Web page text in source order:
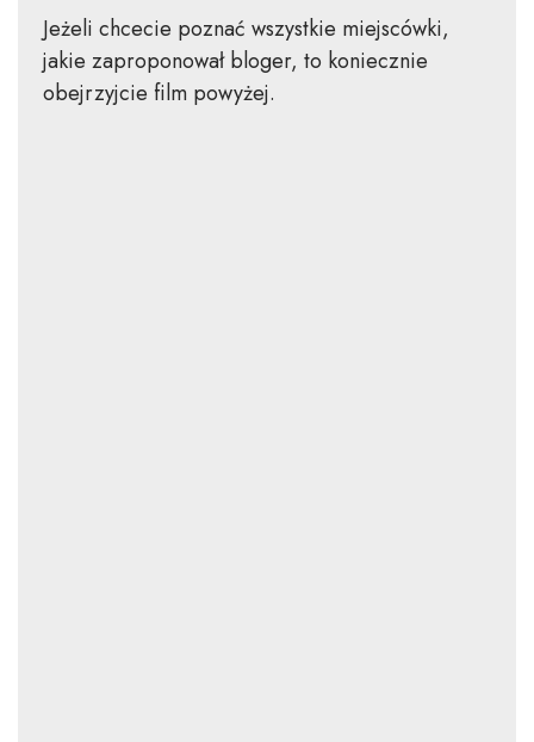
Jeżeli chcecie poznać wszystkie miejscówki,
jakie zaproponował bloger, to koniecznie
obejrzyjcie film powyżej.